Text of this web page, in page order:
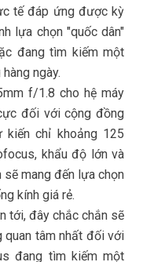
tế đáp ứng được kỳ
lựa chọn "quốc dân"
đang tìm kiếm một
ngày.
f/1.8 cho hệ máy
đối với cộng đồng
kiến chỉ khoảng 125
khẩu độ lớn và
mang đến lựa chọn
kính giá rẻ.
tới, đây chắc chắn sẽ
quan tâm nhất đối với
đang tìm kiếm một